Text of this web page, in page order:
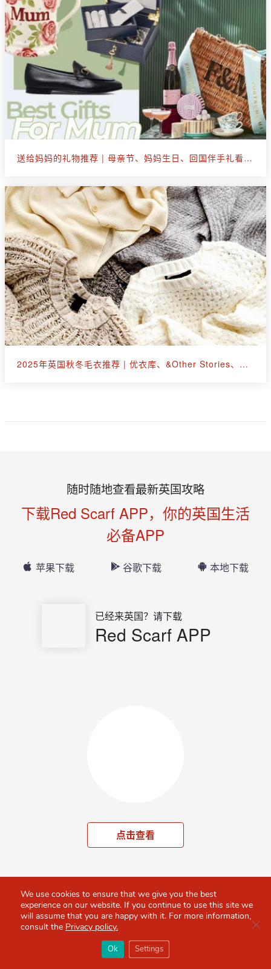
送给妈妈的礼物推荐 | 母亲节、妈妈生日、回国伴手礼看这篇就够了
2025年英国秋冬毛衣推荐 | 优衣库、&Other Stories、拉夫劳伦等30+款
你必备的英国指南
随时随地查看最新英国攻略
下载Red Scarf APP，你的英国生活
必备APP
苹果下载 谷歌下载 本地下载
已经来英国？请下载
Red Scarf APP
点击查看
We use cookies to ensure that we give you the best
experience on our website. If you continue to use this site we
will assume that you are happy with it. For more information,
consult the Privacy policy.
Ok Settings